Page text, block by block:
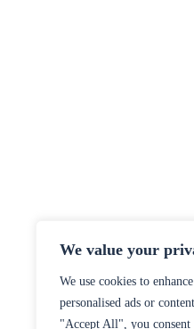
We value your
We use cookies to
personalised ads or
"Accept All", you consent